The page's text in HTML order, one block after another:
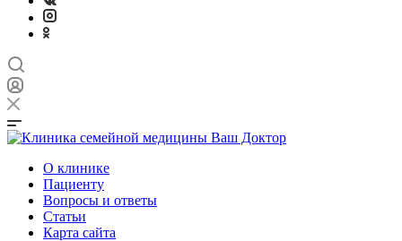
О клинике
Пациенту
Вопросы и ответы
Статьи
Карта сайта